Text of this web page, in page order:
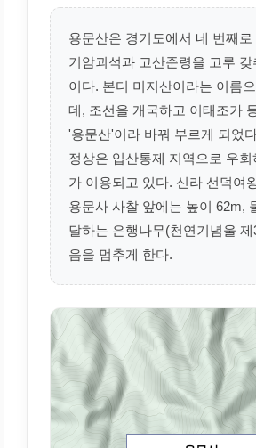
용문산은 경기도에서 네 번째로
기암괴석과 고산준령을 고루
이다. 본디 미지산이라는 이름
데, 조선을 개국하고 이태조가
'용문산'이라 바꿔 부르게 되었
정상은 입산통제 지역으로 우회
가 이용되고 있다. 신라 선덕여
용문사 사찰 앞에는 높이 62m,
달하는 은행나무(천연기념울 제
음을 멈추게 한다.